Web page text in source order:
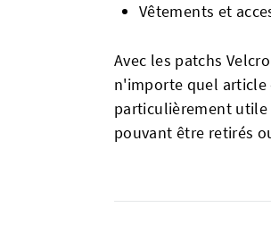
Vêtements et
Avec les patchs
n'importe quel article
particulièrement utile
pouvant être retirés